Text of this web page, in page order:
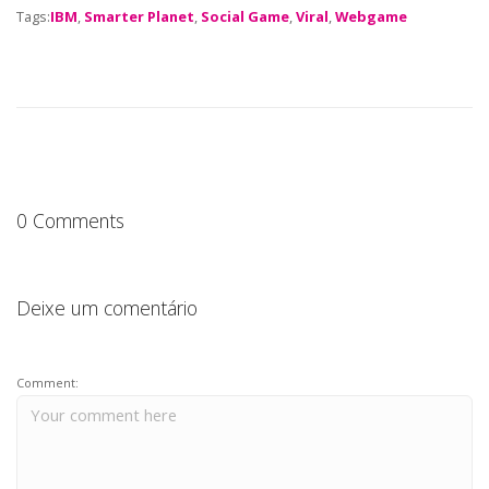
c
k
it a k a
Tags:IBM Smarter Planet Social Game Viral Webgame
0 Comments
Deixe um comentário
Comment: